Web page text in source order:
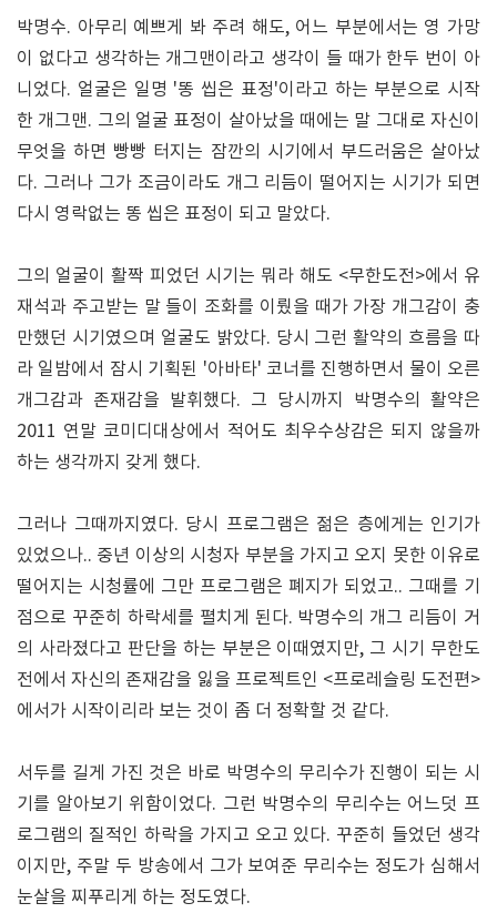
박명수. 아무리 예쁘게 봐 주려 해도, 어느 부분에서는 영 가망
이 없다고 생각하는 개그맨이라고 생각이 들 때가 한두 번이 아
니었다. 얼굴은 일명 '똥 씹은 표정'이라고 하는 부분으로 시작
한 개그맨. 그의 얼굴 표정이 살아났을 때에는 말 그대로 자신이
무엇을 하면 빵빵 터지는 잠깐의 시기에서 부드러움은 살아났
다. 그러나 그가 조금이라도 개그 리듬이 떨어지는 시기가 되면
다시 영락없는 똥 씹은 표정이 되고 말았다.
그의 얼굴이 활짝 피었던 시기는 뭐라 해도 <무한도전>에서 유
재석과 주고받는 말 들이 조화를 이뤘을 때가 가장 개그감이 충
만했던 시기였으며 얼굴도 밝았다. 당시 그런 활약의 흐름을 따
라 일밤에서 잠시 기획된 '아바타' 코너를 진행하면서 물이 오른
개그감과 존재감을 발휘했다. 그 당시까지 박명수의 활약은
2011 연말 코미디대상에서 적어도 최우수상감은 되지 않을까
하는 생각까지 갖게 했다.
그러나 그때까지였다. 당시 프로그램은 젊은 층에게는 인기가
있었으나.. 중년 이상의 시청자 부분을 가지고 오지 못한 이유로
떨어지는 시청률에 그만 프로그램은 폐지가 되었고.. 그때를 기
점으로 꾸준히 하락세를 펼치게 된다. 박명수의 개그 리듬이 거
의 사라졌다고 판단을 하는 부분은 이때였지만, 그 시기 무한도
전에서 자신의 존재감을 잃을 프로젝트인 <프로레슬링 도전편>
에서가 시작이리라 보는 것이 좀 더 정확할 것 같다.
서두를 길게 가진 것은 바로 박명수의 무리수가 진행이 되는 시
기를 알아보기 위함이었다. 그런 박명수의 무리수는 어느덧 프
로그램의 질적인 하락을 가지고 오고 있다. 꾸준히 들었던 생각
이지만, 주말 두 방송에서 그가 보여준 무리수는 정도가 심해서
눈살을 찌푸리게 하는 정도였다.